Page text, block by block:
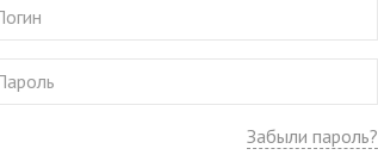
Забыли пароль?